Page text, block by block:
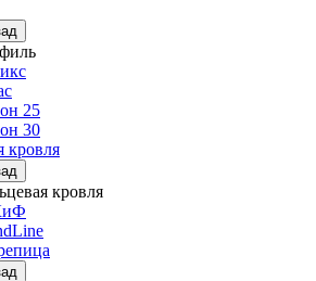
25
30
кровля
кровля